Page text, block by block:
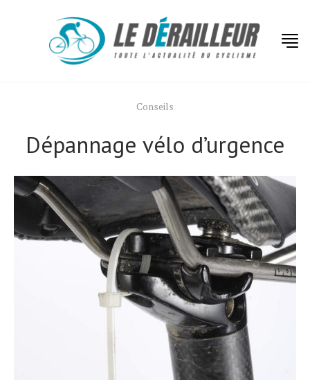
Conseils
Dépannage vélo d’urgence